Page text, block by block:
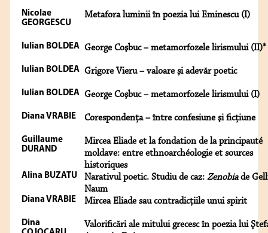
Nicolae
GEORGESCU
Metafora luminii în poezia lui Eminescu (I)
Iulian BOLDEA George Coşbuc – metamorfozele lirismului (II)*
Iulian BOLDEA Grigore Vieru – valoare şi adevăr poetic
Iulian BOLDEA George Coşbuc – metamorfozele lirismului (I)
Diana VRABIE Corespondenţa – între confesiune şi ficţiune
Guillaume
DURAND
Mircea Eliade et la fondation de la principauté
moldave: entre ethnoarchéologie et sources
historiques
Alina BUZATU Narativul poetic. Studiu de caz: Zenobiade
Naum
Diana VRABIE Mircea Eliade sau contradicţiile unui spirit
Dina
Valorificări ale mitului grecesc în poezia lui